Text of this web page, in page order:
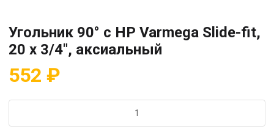
Угольник 90° с НР Varmega Slide-fit,
20 x 3/4″, аксиальный
552 ₽